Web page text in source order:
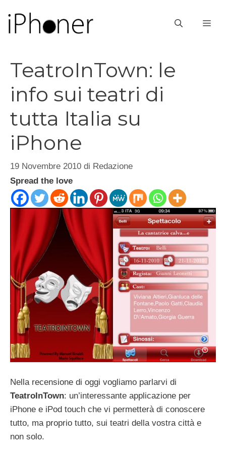
contenuto
TeatroInTown: le
info sui teatri di
tutta Italia su
iPhone
19 Novembre 2010 di Redazione
Spread the love
Nella recensione di oggi vogliamo parlarvi di
TeatroInTown: un’interessante applicazione per
iPhone e iPod touch che vi permetterà di conoscere
tutto, ma proprio tutto, sui teatri della vostra città e
non solo.